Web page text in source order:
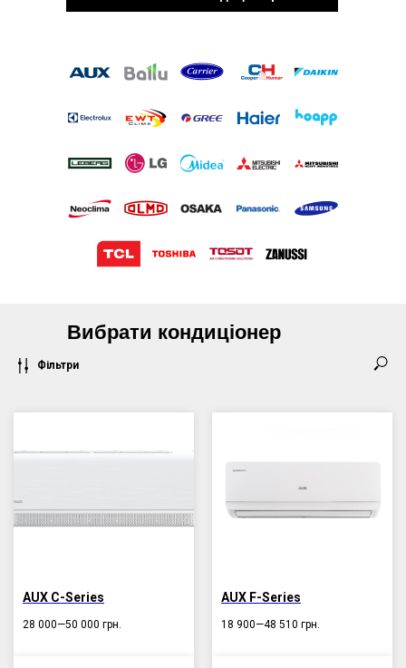
Вибрати кондиціонер
Фільтри
AUX C-Series
28 000—50 000 грн.
AUX F-Series
18 900—48 510 грн.